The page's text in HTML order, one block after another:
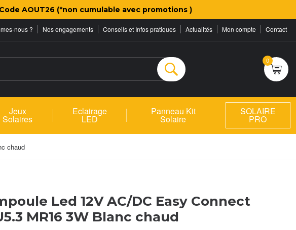
AOUT26 (*non cumulable avec promotions )
nous ? Nos engagements Conseils et Infos pratiques Actualités Mon compte Contact
Rechercher
0
Jeux
Solaires
Eclairage
LED
Panneau Kit
Solaire
SOLAIRE
PRO
chaud
Led 12V AC/DC Easy Connect
MR16 3W Blanc chaud